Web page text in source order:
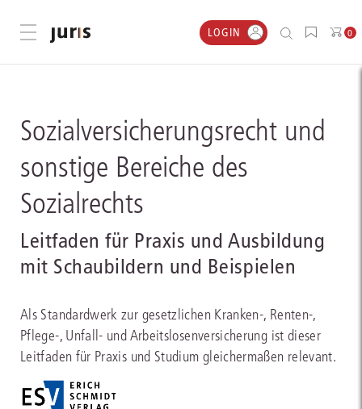
Menü öffnen LOGIN 0
Sozialversicherungsrecht und
sonstige Bereiche des
Sozialrechts
Leitfaden für Praxis und Ausbildung
mit Schaubildern und Beispielen
Als Standardwerk zur gesetzlichen Kranken-, Renten-,
Pflege-, Unfall- und Arbeitslosenversicherung ist dieser
Leitfaden für Praxis und Studium gleichermaßen relevant.